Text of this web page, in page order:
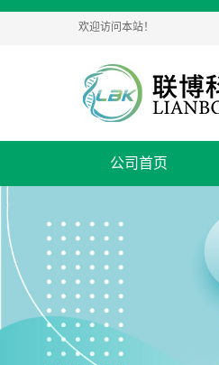
欢迎访问本站！
公司首页